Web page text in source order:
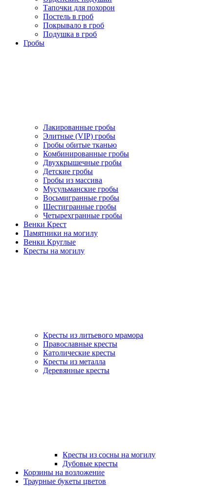
Тапочки для похорон
Постель в гроб
Покрывало в гроб
Подушка в гроб
Гробы
Лакированные гробы
Элитные (VIP) гробы
Гробы обитые тканью
Комбинированные гробы
Двухкрышечные гробы
Детские гробы
Гробы из массива
Мусульманские гробы
Восьмигранные гробы
Шестигранные гробы
Четырехгранные гробы
Венки Крест
Памятники на могилу
Венки Круглые
Кресты на могилу
Кресты из литьевого мрамора
Православные кресты
Католические кресты
Кресты из металла
Деревянные кресты
Кресты из сосны на могилу
Дубовые кресты
Корзины на возложение
Траурные букеты цветов